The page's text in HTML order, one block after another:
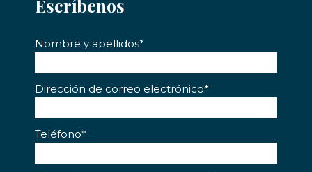
Escríbenos
Nombre y apellidos*
Dirección de correo electrónico*
Teléfono*